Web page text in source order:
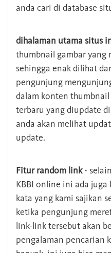
anda cari di database
dihalaman utama situs
thumbnail gambar yang
sehingga enak dilihat
pengunjung
dalam konten
terbaru yang diupdate
anda akan melihat
update.
Fitur random link-
KBBI online ini ada
kata yang kami sajikan
ketika pengunjung
link-link tersebut akan
pengalaman pencarian